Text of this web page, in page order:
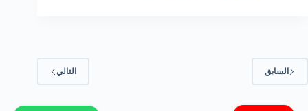
السابق التالي